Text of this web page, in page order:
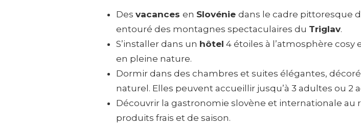
Des vacances en Slovénie dans le cadre pittoresque
entouré des montagnes spectaculaires du Triglav.
S’installer dans un hôtel 4 étoiles à l’atmosphère
en pleine nature.
Dormir dans des chambres et suites élégantes,
naturel. Elles peuvent accueillir jusqu’à 3 adultes ou 2
Découvrir la gastronomie slovène et internationale au
produits frais et de saison.